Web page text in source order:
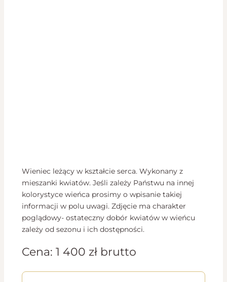
Wieniec leżący w kształcie serca. Wykonany z
mieszanki kwiatów. Jeśli zależy Państwu na innej
kolorystyce wieńca prosimy o wpisanie takiej
informacji w polu uwagi. Zdjęcie ma charakter
poglądowy- ostateczny dobór kwiatów w wieńcu
zależy od sezonu i ich dostępności.
Cena: 1 400 zł brutto